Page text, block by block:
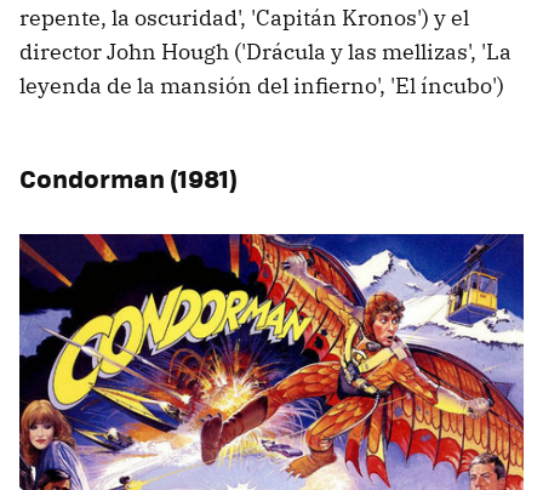
repente, la oscuridad', 'Capitán Kronos') y el
director John Hough ('Drácula y las mellizas', 'La
leyenda de la mansión del infierno', 'El íncubo')
Condorman (1981)